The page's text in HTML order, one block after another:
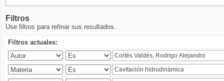
Filtros
Use filtros para refinar sus resultados.
Filtros actuales: